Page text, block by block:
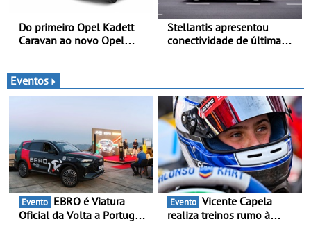
Do primeiro Opel Kadett
Caravan ao novo Opel
Stellantis apresentou
conectividade de última
Eventos
Evento
Oficial da Volta a Portugal
Evento
realiza treinos rumo à